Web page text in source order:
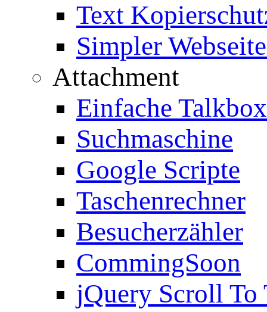
Text
Simpler
Attachment
Einfache Talkbox
Suchmaschine
Google Scripte
Taschenrechner
Besucherzähler
CommingSoon
jQuery Scroll To